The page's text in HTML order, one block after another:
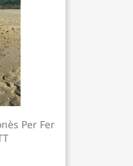
Per Fer